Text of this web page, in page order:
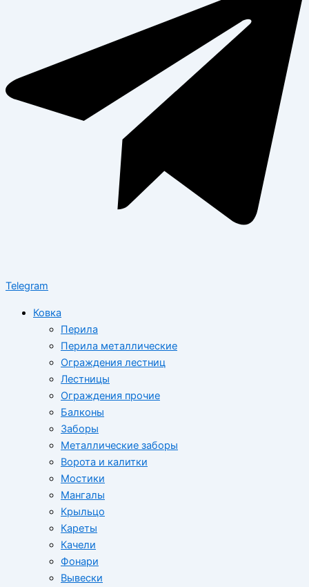
Telegram
Ковка
Перила
Перила металлические
Ограждения лестниц
Лестницы
Ограждения прочие
Балконы
Заборы
Металлические заборы
Ворота и калитки
Мостики
Мангалы
Крыльцо
Кареты
Качели
Фонари
Вывески